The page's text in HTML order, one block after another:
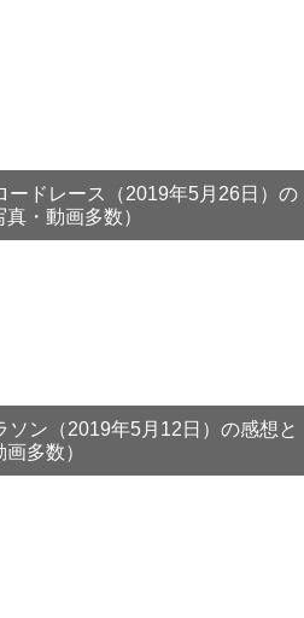
ードレース（2019年5月26日）の
・動画多数）
ソン（2019年5月12日）の感想と
多数）